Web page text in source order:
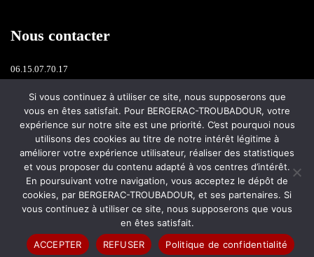
Nous contacter
06.15.07.70.17
bergerac.troubadour@free.fr
Rue Baricotte - 24100 BERGERAC
© BERGERAC TROUBADOUR 2022 - Créé parL'AGENCE DE COM
Bergerac
POLITIQUE DE CONFIDENTIALITÉ|MENTIONS LÉGALES
Si vous continuez à utiliser ce site, nous supposerons que
vous en êtes satisfait. Pour BERGERAC-TROUBADOUR, votre
expérience sur notre site est une priorité. C’est pourquoi nous
utilisons des cookies au titre de notre intérêt légitime à
améliorer votre expérience utilisateur, réaliser des statistiques
et vous proposer du contenu adapté à vos centres d’intérêt.
En poursuivant votre navigation, vous acceptez le dépôt de
cookies, par BERGERAC-TROUBADOUR, et ses partenaires. Si
vous continuez à utiliser ce site, nous supposerons que vous
en êtes satisfait.
ACCEPTER
REFUSER Politique de confidentialité